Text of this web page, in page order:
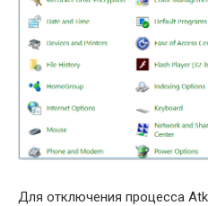
Для отключения процесса